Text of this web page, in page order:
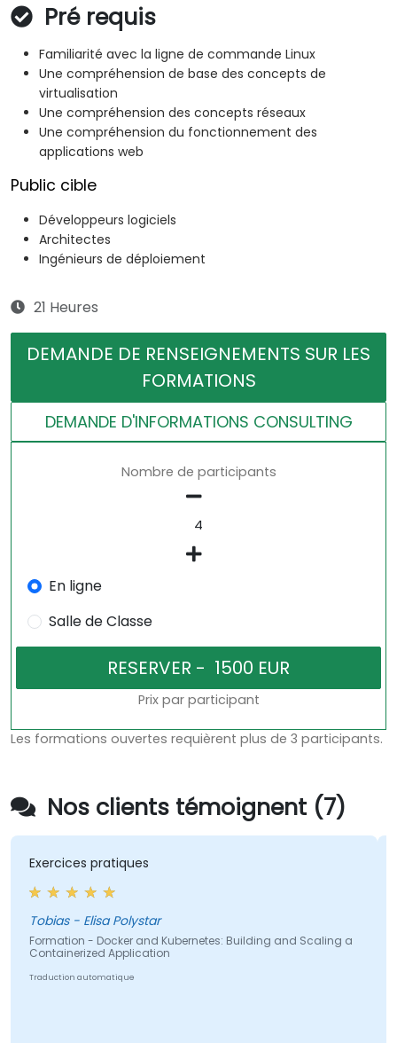
Pré requis
Familiarité avec la ligne de commande Linux
Une compréhension de base des concepts de
virtualisation
Une compréhension des concepts réseaux
Une compréhension du fonctionnement des
applications web
Public cible
Développeurs logiciels
Architectes
Ingénieurs de déploiement
21 Heures
DEMANDE DE RENSEIGNEMENTS SUR LES
FORMATIONS
DEMANDE D'INFORMATIONS CONSULTING
Nombre de participants
En ligne
Salle de Classe
Prix par participant
Les formations ouvertes requièrent plus de 3 participants.
Nos clients témoignent (7)
pratiques
Polystar
- Docker and Kubernetes: Building and Scaling a
Application
peu en